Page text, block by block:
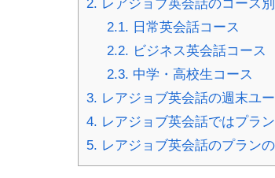
2. レアジョブ英会話のコース
2.1. 日常英会話コース
2.2. ビジネス英会話コース
2.3. 中学・高校生コース
3. レアジョブ英会話の週末ユ
4. レアジョブ英会話ではプラ
5. レアジョブ英会話のプラン